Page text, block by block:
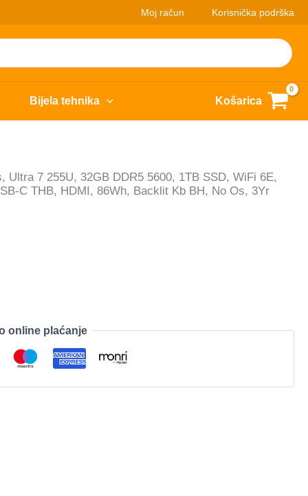
Moj račun Korisnička podrška
Bijela tehnika Košarica
Ultra 7 255U, 32GB DDR5 5600, 1TB SSD, WiFi 6E,
C THB, HDMI, 86Wh, Backlit Kb BH, No Os, 3Yr
online plaćanje